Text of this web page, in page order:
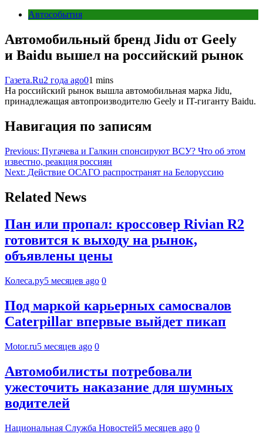
Автособытия
Автомобильный бренд Jidu от Geely
и Baidu вышел на российский рынок
Газета.Ru2 года ago01 mins
На российский рынок вышла автомобильная марка Jidu,
принадлежащая автопроизводителю Geely и IT-гиганту Baidu.
Навигация по записям
Previous: Пугачева и Галкин спонсируют ВСУ? Что об этом
известно, реакция россиян
Next: Действие ОСАГО распространят на Белоруссию
Related News
Пан или пропал: кроссовер Rivian R2
готовится к выходу на рынок,
объявлены цены
Колеса.ру5 месяцев ago 0
Под маркой карьерных самосвалов
Caterpillar впервые выйдет пикап
Motor.ru5 месяцев ago 0
Автомобилисты потребовали
ужесточить наказание для шумных
водителей
Национальная Служба Новостей5 месяцев ago 0